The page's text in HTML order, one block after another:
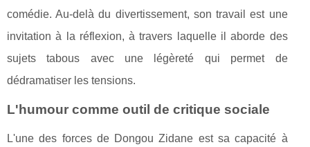
comédie. Au-delà du divertissement, son travail est une
invitation à la réflexion, à travers laquelle il aborde des
sujets tabous avec une légèreté qui permet de
dédramatiser les tensions.
L'humour comme outil de critique sociale
L'une des forces de Dongou Zidane est sa capacité à